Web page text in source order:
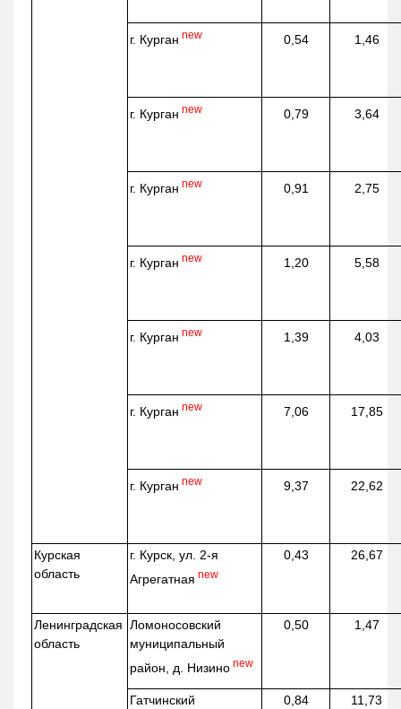
г. Курган new 0,54 1,46
г. Курган new 0,79 3,64
г. Курган new 0,91 2,75
г. Курган new 1,20 5,58
г. Курган new 1,39 4,03
г. Курган new 7,06 17,85
г. Курган new 9,37 22,62
Курская
область
г. Курск, ул. 2-я
Агрегатная new
0,43 26,67
Ленинградская
область
Ломоносовский
муниципальный
район, д. Низино new
0,50 1,47
Гатчинский
0,84 11,73